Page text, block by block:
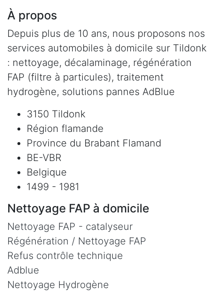
À propos
Depuis plus de 10 ans, nous proposons nos
services automobiles à domicile sur Tildonk
: nettoyage, décalaminage, régénération
FAP (filtre à particules), traitement
hydrogène, solutions pannes AdBlue
3150 Tildonk
Région flamande
Province du Brabant Flamand
BE-VBR
Belgique
1499 - 1981
Nettoyage FAP à domicile
Nettoyage FAP - catalyseur
Régénération / Nettoyage FAP
Refus contrôle technique
Adblue
Nettoyage Hydrogène